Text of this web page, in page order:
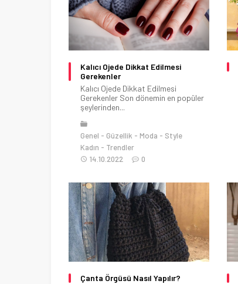
Kalıcı Ojede Dikkat Edilmesi
Gerekenler
Kalıcı Ojede Dikkat Edilmesi
Gerekenler Son dönemin en popüler
şeylerinden...
Genel Güzellik Moda
Style
Kadın
Trendler
14.10.2022
0
Çanta Örgüsü Nasıl Yapılır?